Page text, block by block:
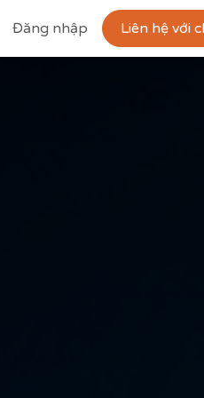
Công ty Khóa học Tuyển
Đăng nhập Liên hệ với